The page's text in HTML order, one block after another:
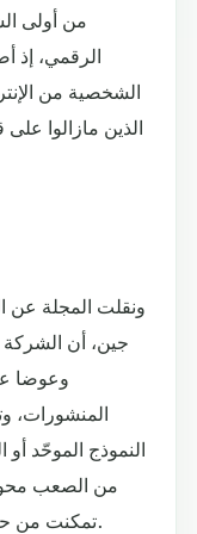
من أولى
الرقمي، إذ
الشخصية من
الذين مازالوا
ونقلت المجلة عن
جين، أن الشركة
وعوضا
النموذج الموحّد أو
من الصعب محو
تمكنت من حذف معلومات حرفائها بنسبة 98 بالمئة.